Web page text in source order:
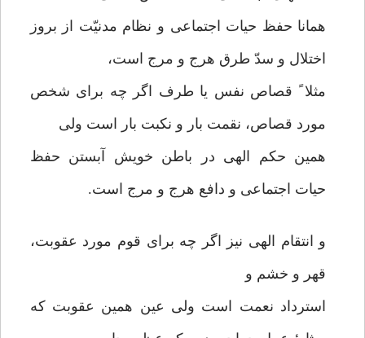
همانا حفظ حیات اجتماعی و نظام مدنیّت از بروز
اختلال و سدّ طرق هرج و مرج است،
مثلا ً قصاص نفس یا طرف اگر چه برای شخص
مورد قصاص، نقمت بار و نکبت بار است ولی
همین حکم الهی در باطن خویش آبستن حفظ
حیات اجتماعی و دافع هرج و مرج است.
و انتقام الهی نیز اگر چه برای قوم مورد عقوبت،
قهر و خشم و
استرداد نعمت است ولی عین همین عقوبت که